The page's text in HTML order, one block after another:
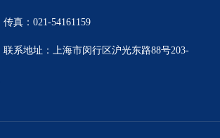
传真：021-54161159
联系地址：上海市闵行区沪光东路88号203-